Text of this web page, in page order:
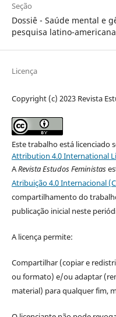
Seção
Dossiê - Saúde mental e
pesquisa latino-americana
Licença
Copyright (c) 2023 Revista
Este trabalho está licenciado
Attribution 4.0 International
ARevista Estudos Feministas
Atribuição 4.0 Internacional
compartilhamento do
publicação inicial neste
A licença permite:
Compartilhar (copiar e
ou formato) e/ou adaptar
material) para qualquer fim,